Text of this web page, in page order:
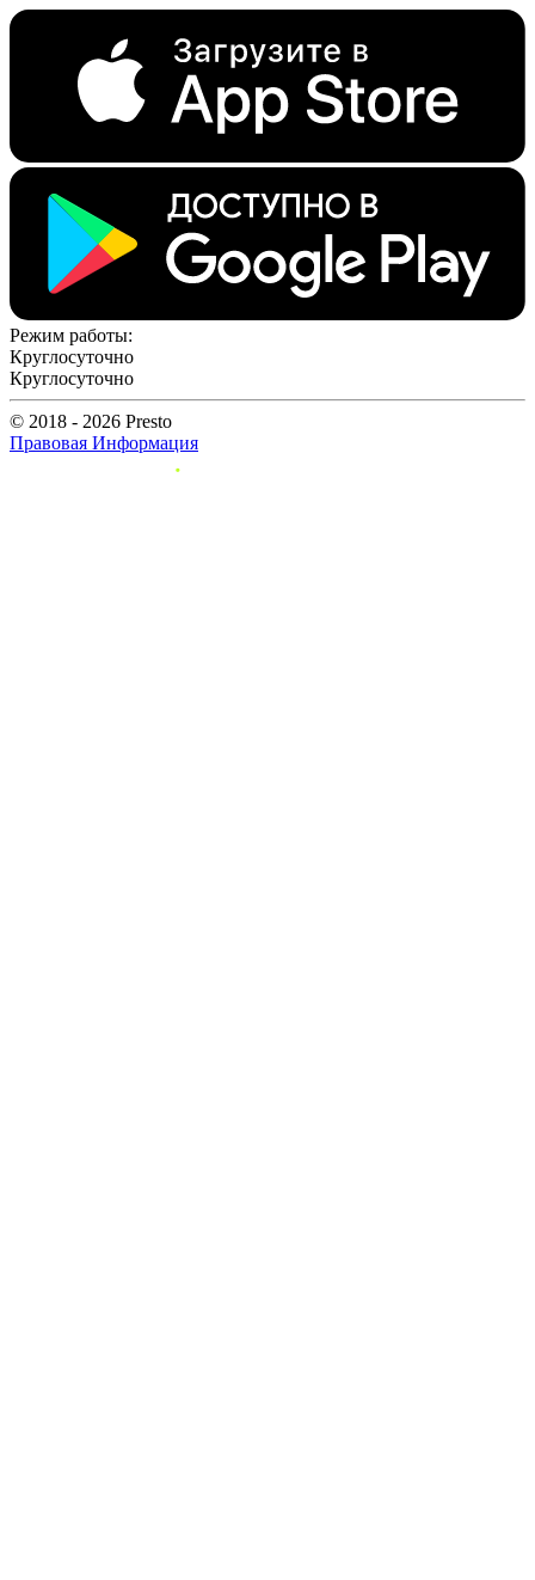
Режим работы:
Круглосуточно
Круглосуточно
© 2018 - 2026 Presto
Правовая Информация